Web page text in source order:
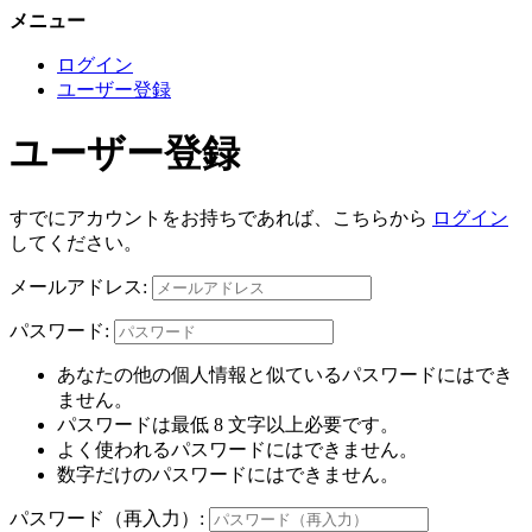
メニュー
ログイン
ユーザー登録
ユーザー登録
すでにアカウントをお持ちであれば、こちらから ログイン
してください。
メールアドレス:
パスワード:
あなたの他の個人情報と似ているパスワードにはでき
ません。
パスワードは最低 8 文字以上必要です。
よく使われるパスワードにはできません。
数字だけのパスワードにはできません。
パスワード（再入力）: